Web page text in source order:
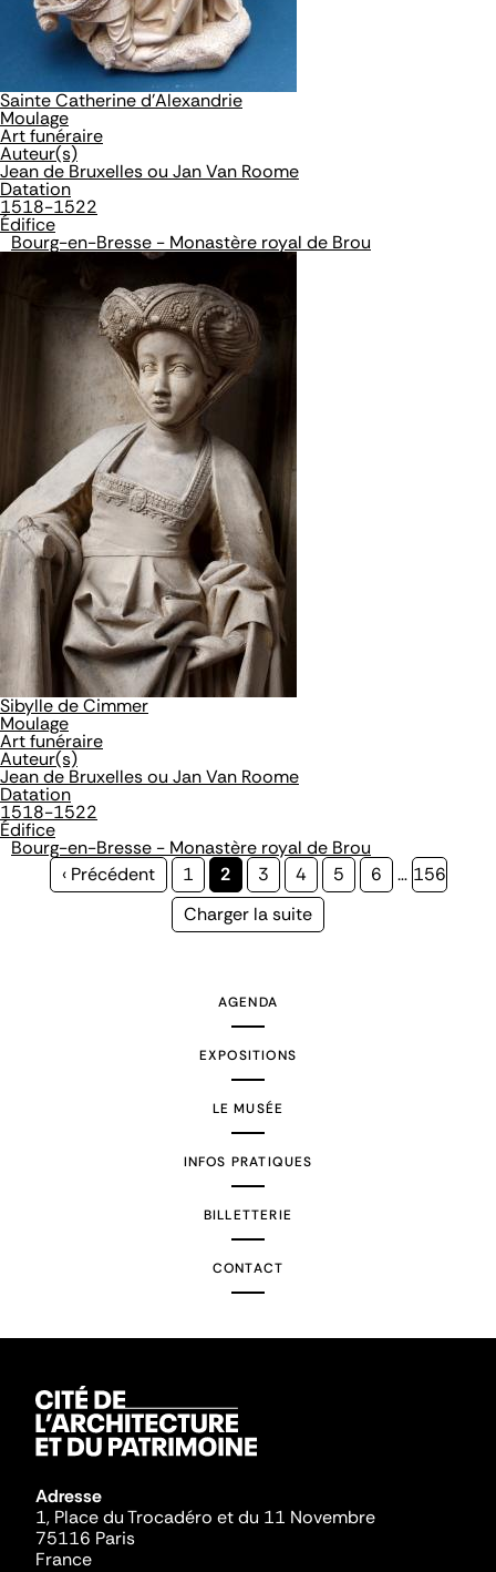
Sainte Catherine d'Alexandrie
Moulage
Art funéraire
Auteur(s)
Jean de Bruxelles ou Jan Van Roome
Datation
1518-1522
Édifice
Bourg-en-Bresse - Monastère royal de Brou
Sibylle de Cimmer
Moulage
Art funéraire
Auteur(s)
Jean de Bruxelles ou Jan Van Roome
Datation
1518-1522
Édifice
Bourg-en-Bresse - Monastère royal de Brou
Page
‹ Précédent Page
1
Page
courante
2 Page
3 Page
4 Page
5 Page
6 … Page
156
Page
Charger la suite
AGENDA
EXPOSITIONS
LE MUSÉE
INFOS PRATIQUES
BILLETTERIE
CONTACT
Adresse
1, Place du Trocadéro et du 11 Novembre
75116 Paris
France